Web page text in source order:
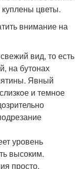
цветы.
внимание на
вид, то есть
на бутонах
Явный
и темное
уровень
высоким.
просто,